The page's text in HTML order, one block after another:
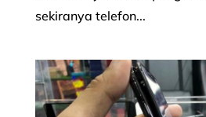
sekiranya telefon...